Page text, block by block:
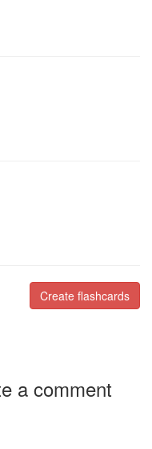
Create flashcards
a comment